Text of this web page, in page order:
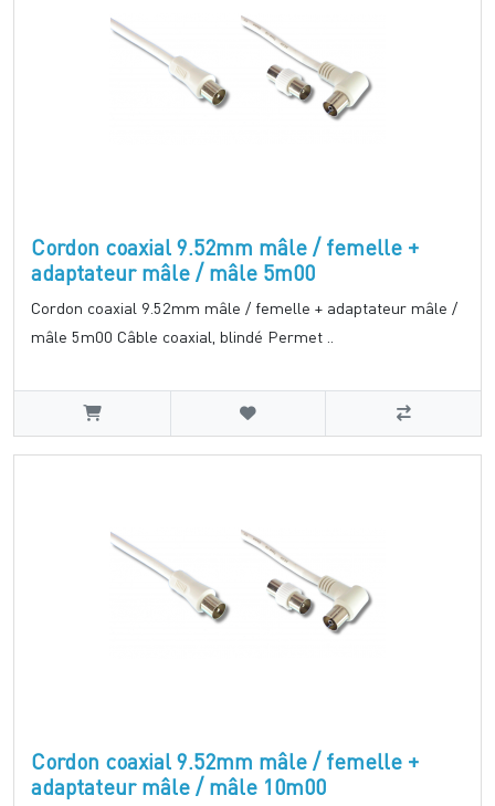
Cordon coaxial 9.52mm mâle / femelle +
adaptateur mâle / mâle 5m00
Cordon coaxial 9.52mm mâle / femelle + adaptateur mâle /
mâle 5m00 Câble coaxial, blindé Permet ..
Cordon coaxial 9.52mm mâle / femelle +
adaptateur mâle / mâle 10m00